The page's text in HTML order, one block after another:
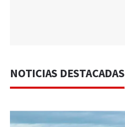
NOTICIAS DESTACADAS